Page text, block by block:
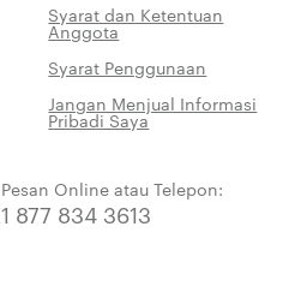
Syarat dan Ketentuan
Anggota
Syarat Penggunaan
Jangan Menjual Informasi
Pribadi Saya
Pesan Online atau Telepon:
1 877 834 3613